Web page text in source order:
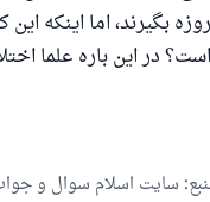
بگیرند، اما اینکه این
در این باره علما
: سایت اسلام سوال و